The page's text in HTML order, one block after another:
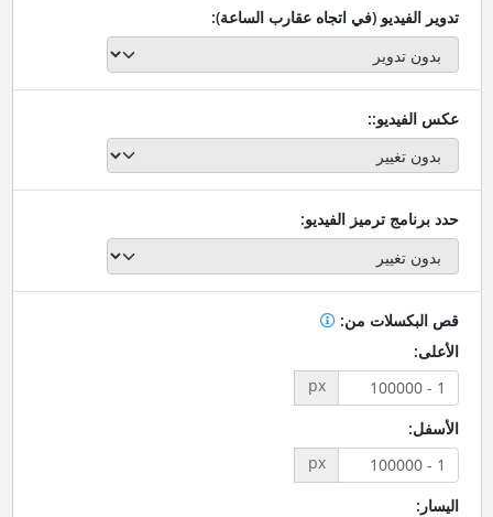
تدوير الفيديو (في اتجاه عقارب الساعة):
عكس الفيديو::
حدد برنامج ترميز الفيديو:
قص البكسلات من:
الأعلى:
px
الأسفل:
px
اليسار: